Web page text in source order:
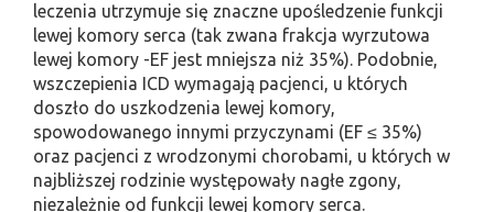
leczenia utrzymuje się znaczne upośledzenie funkcji
lewej komory serca (tak zwana frakcja wyrzutowa
lewej komory -EF jest mniejsza niż 35%). Podobnie,
wszczepienia ICD wymagają pacjenci, u których
doszło do uszkodzenia lewej komory,
spowodowanego innymi przyczynami (EF ≤ 35%)
oraz pacjenci z wrodzonymi chorobami, u których w
najbliższej rodzinie występowały nagłe zgony,
niezależnie od funkcji lewej komory serca.